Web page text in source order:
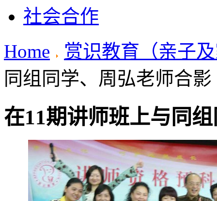
社会合作
Home
赏识教育（亲子
同组同学、周弘老师合影
在11期讲师班上与同